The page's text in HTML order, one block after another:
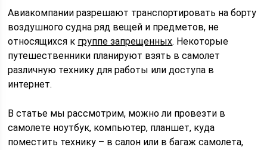
Авиакомпании разрешают транспортировать на борту
воздушного судна ряд вещей и предметов, не
относящихся к группе запрещенных. Некоторые
путешественники планируют взять в самолет
различную технику для работы или доступа в
интернет.
В статье мы рассмотрим, можно ли провезти в
самолете ноутбук, компьютер, планшет, куда
поместить технику – в салон или в багаж самолета,